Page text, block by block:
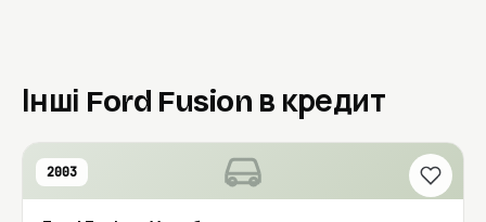
Інші Ford Fusion в кредит
2003